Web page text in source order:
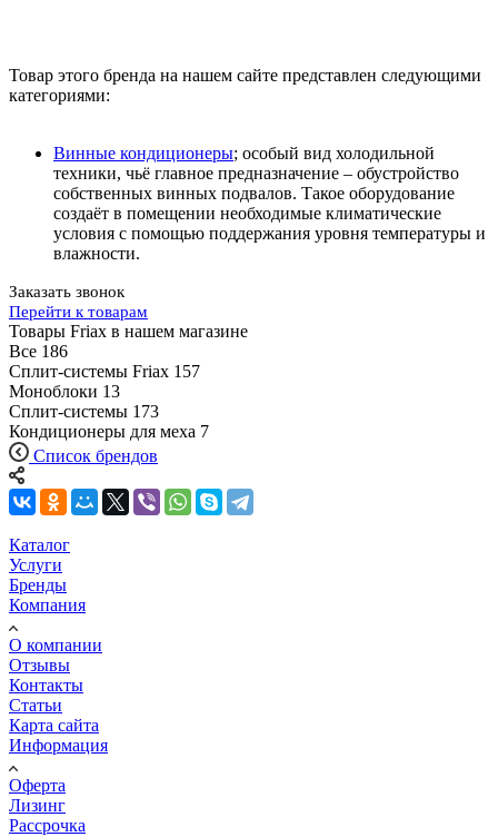
Товар этого бренда на нашем сайте представлен следующими
категориями:
Винные кондиционеры; особый вид холодильной
техники, чьё главное предназначение – обустройство
собственных винных подвалов. Такое оборудование
создаёт в помещении необходимые климатические
условия с помощью поддержания уровня температуры и
влажности.
Заказать звонок
Перейти к товарам
Товары Friax в нашем магазине
Все 186
Сплит-системы Friax 157
Моноблоки 13
Сплит-системы 173
Кондиционеры для меха 7
Список брендов
Каталог
Услуги
Бренды
Компания
О компании
Отзывы
Контакты
Статьи
Карта сайта
Информация
Оферта
Лизинг
Рассрочка